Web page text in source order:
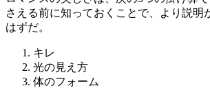
さえる前に知っておくことで、より説明
はずだ。
キレ
光の見え方
体のフォーム